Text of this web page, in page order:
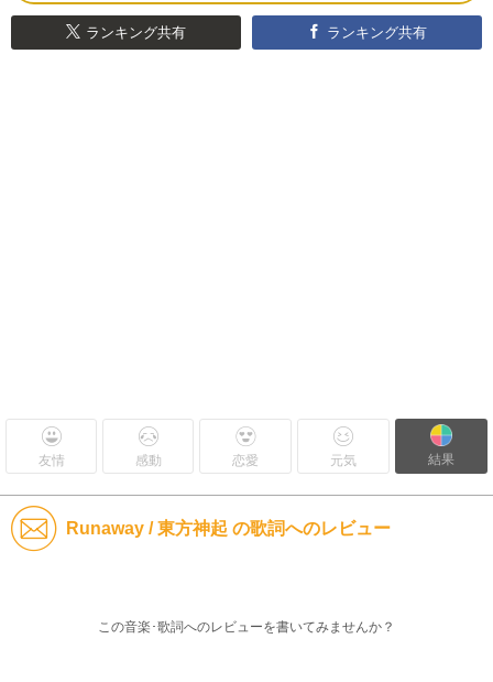
ランキング共有 ランキング共有
友情 感動 恋愛 元気 結果
Runaway / 東方神起 の歌詞へのレビュー
この音楽･歌詞へのレビューを書いてみませんか？